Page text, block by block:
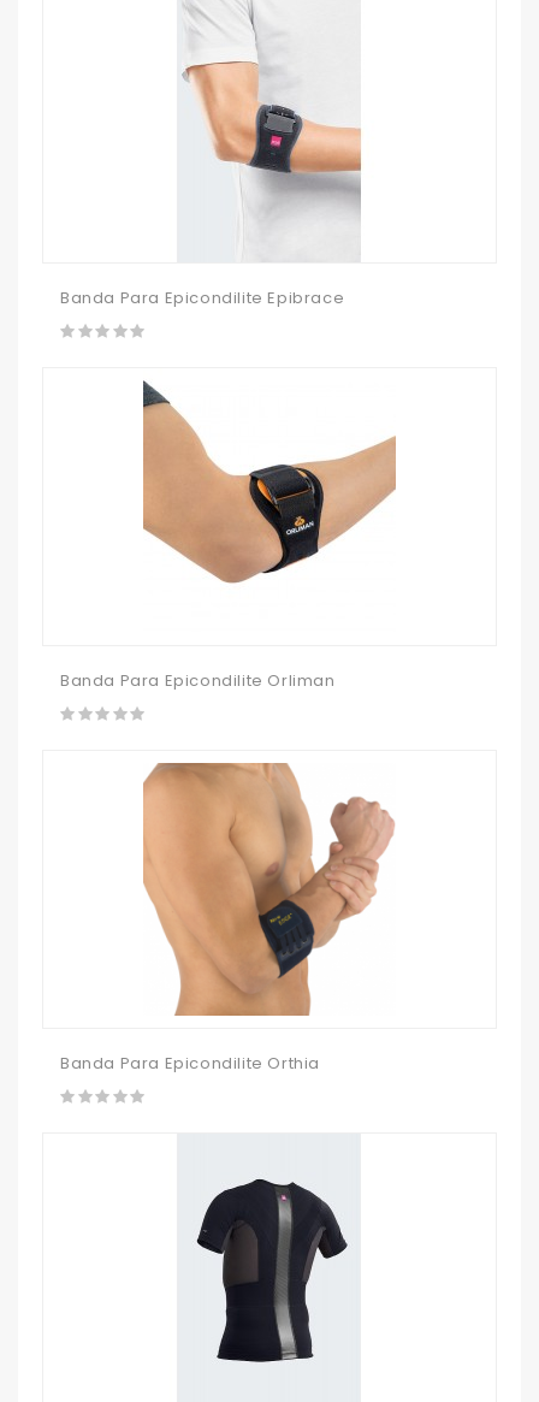
Banda Para Epicondilite Epibrace
Banda Para Epicondilite Orliman
Banda Para Epicondilite Orthia